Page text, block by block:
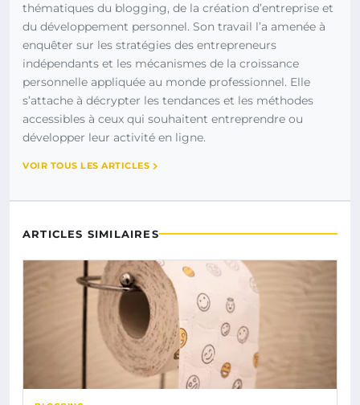
thématiques du blogging, de la création d’entreprise et
du développement personnel. Son travail l’a amenée à
enquêter sur les stratégies des entrepreneurs
indépendants et les mécanismes de la croissance
personnelle appliquée au monde professionnel. Elle
s’attache à décrypter les tendances et les méthodes
accessibles à ceux qui souhaitent entreprendre ou
développer leur activité en ligne.
VOIR TOUS LES ARTICLES
ARTICLES SIMILAIRES